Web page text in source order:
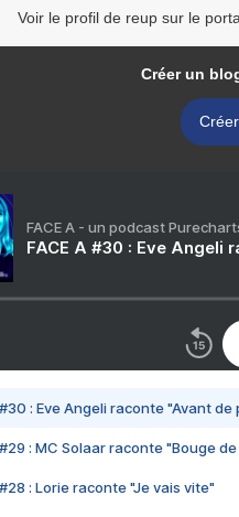
Voir le profil de reup sur le
Créer un
FACE A - un podcast
FACE A #30 : Eve Angeli
#30 : Eve Angeli raconte "Avant de
#29 : MC Solaar raconte "Bouge de
#28 : Lorie raconte "Je vais vite"